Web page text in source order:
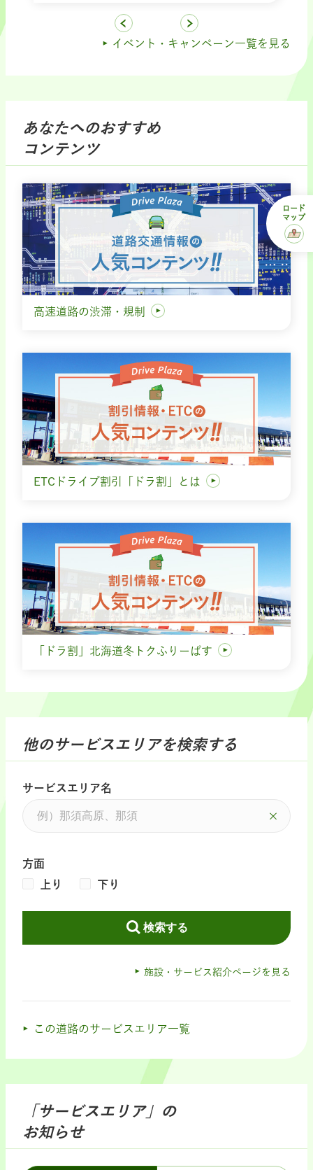
イベント・キャンペーン一覧を見る
あなたへのおすすめ
コンテンツ
高速道路の渋滞・規制
ETCドライブ割引「ドラ割」とは
「ドラ割」北海道冬トクふりーぱす
他のサービスエリアを検索する
サービスエリア名
方面
上り
下り
検索する
施設・サービス紹介ページを見る
この道路のサービスエリア一覧
「サービスエリア」の
お知らせ
ロード
マップ